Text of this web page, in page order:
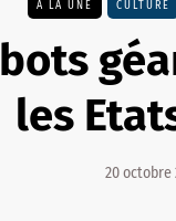
A LA UNE CULTURE
les
20 octobre